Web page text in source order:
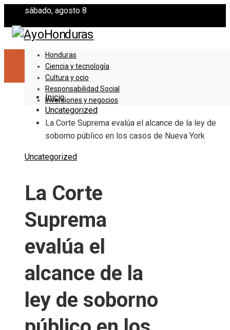
sábado, agosto 8
Honduras
Ciencia y tecnología
Cultura y ocio
Responsabilidad Social
Inversiones y negocios
Inicio
Uncategorized
La Corte Suprema evalúa el alcance de la ley de
soborno público en los casos de Nueva York
Uncategorized
La Corte
Suprema
evalúa el
alcance de la
ley de soborno